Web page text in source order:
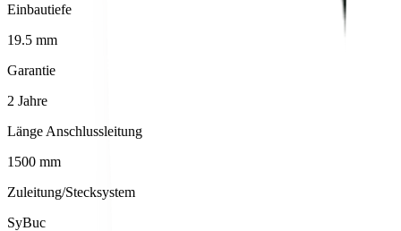
Einbautiefe
19.5 mm
Garantie
2 Jahre
Länge Anschlussleitung
1500 mm
Zuleitung/Stecksystem
SyBuc